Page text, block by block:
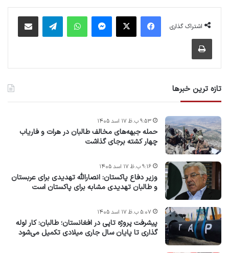
اشتراک گذاری
فیس بوک پیام رسان واتس آپ
تازه ترین خبرها
حمله جبهه‌های مخالف طالبان در هرات و فاریاب
چهار کشته برجای گذاشت
۹:۵۳ ب.ظ ۱۷ اسد ۱۴۰۵
وزیر دفاع پاکستان: انصارالله تهدیدی برای عربستان
و طالبان تهدیدی مشابه برای پاکستان است
۹:۱۶ ب.ظ ۱۷ اسد ۱۴۰۵
پیشرفت پروژه‌ تاپی در افغانستان؛ طالبان: کار لوله
گذاری تا پایان سال جاری میلادی تکمیل می‌شود
۵:۰۷ ب.ظ ۱۷ اسد ۱۴۰۵